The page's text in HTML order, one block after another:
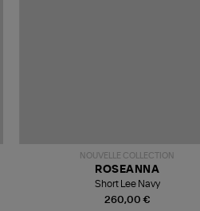
NOUVELLE COLLECTION
260,00 €
ROSEANNA
Short Lee Navy